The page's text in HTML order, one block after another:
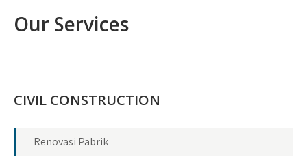
Our Services
CIVIL CONSTRUCTION
Renovasi Pabrik